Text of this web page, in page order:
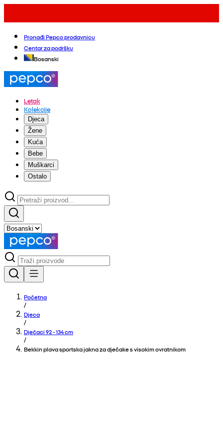
Pronađi Pepco prodavnicu
Centar za podršku
Bosanski
Letak
Kolekcije
Djeca
Žene
Kuća
Bebe
Muškarci
Ostalo
Početna
/
Djeca
/
Dječaci 92 - 134 cm
/
Bekkin plava sportska jakna za dječake s visokim ovratnikom